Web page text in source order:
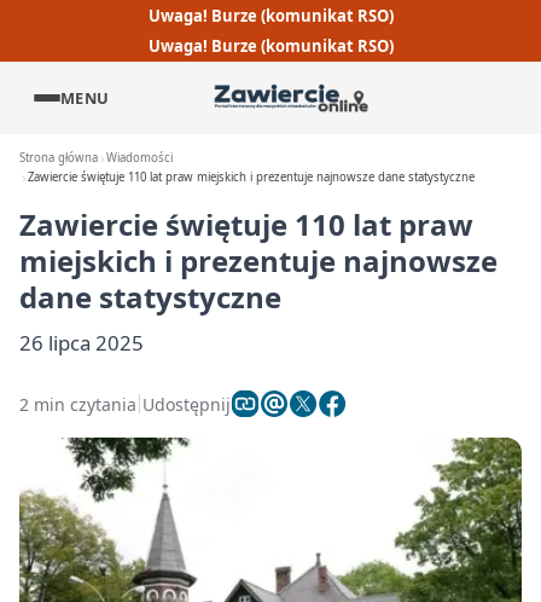
Uwaga! Burze (komunikat RSO)
Uwaga! Burze (komunikat RSO)
MENU
Strona główna Wiadomości
Zawiercie świętuje 110 lat praw miejskich i prezentuje najnowsze dane statystyczne
Zawiercie świętuje 110 lat praw
miejskich i prezentuje najnowsze
dane statystyczne
26 lipca 2025
2 min czytania Udostępnij